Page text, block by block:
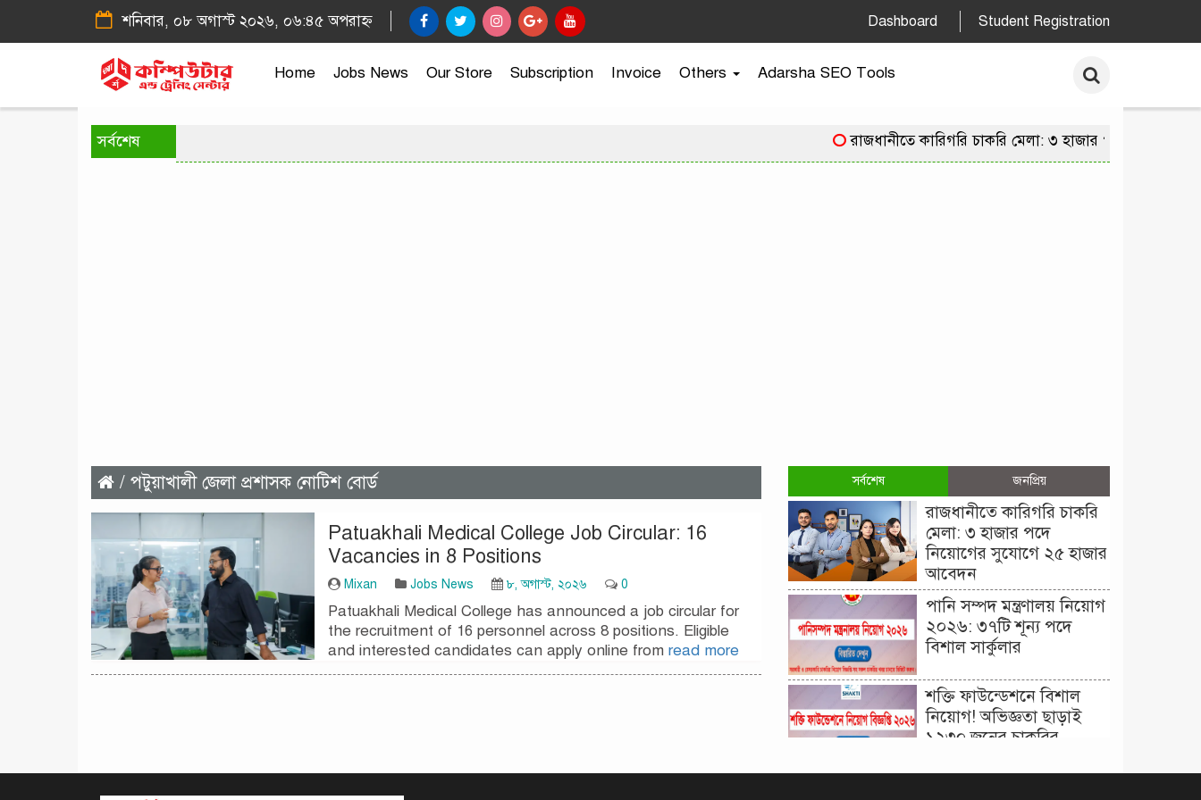
শনিবার, ০৮ অগাস্ট ২০২৬, ০৬:৪৫ অপরাহ্ন Dashboard Student Registration
Home Jobs News Our Store Subscription Invoice Others Adarsha SEO Tools
সর্বশেষ রাজধানীতে কারিগরি চাকরি মেলা: ৩ হাজার পদে নিয়োগের
/ পটুয়াখালী জেলা প্রশাসক নোটিশ বোর্ড
Patuakhali Medical College Job Circular: 16
Vacancies in 8 Positions
Mixan Jobs News ৮, অগাস্ট, ২০২৬ 0
Patuakhali Medical College has announced a job circular for
the recruitment of 16 personnel across 8 positions. Eligible
and interested candidates can apply online from read more
সর্বশেষ জনপ্রিয়
রাজধানীতে কারিগরি চাকরি
মেলা: ৩ হাজার পদে
নিয়োগের সুযোগে ২৫ হাজার
আবেদন
পানি সম্পদ মন্ত্রণালয় নিয়োগ
২০২৬: ৩৭টি শূন্য পদে
বিশাল সার্কুলার
শক্তি ফাউন্ডেশনে বিশাল
নিয়োগ! অভিজ্ঞতা ছাড়াই
১২৩০ জনের চাকরির